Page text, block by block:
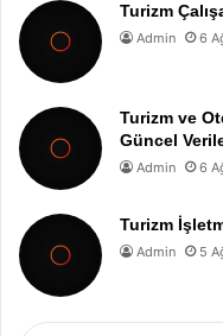
Turizm
Admin 6
Turizm ve
Güncel
Admin 6
Turizm
Admin 5